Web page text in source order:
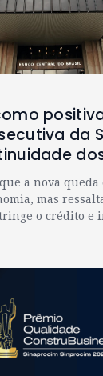
da
a nova queda
mas
o crédito e